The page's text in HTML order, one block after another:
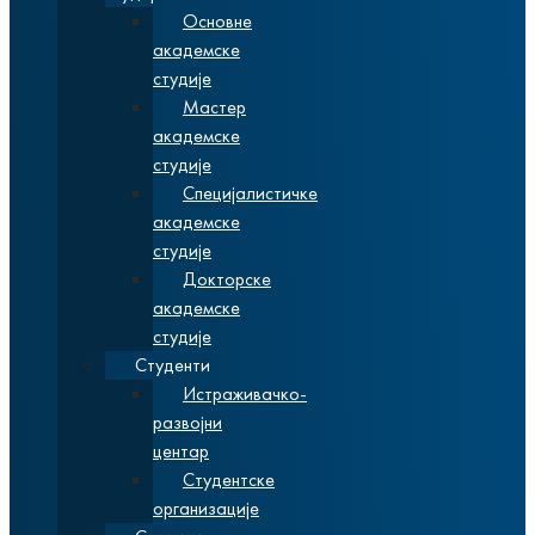
Основне
академске
студије
Мастер
академске
студије
Специјалистичке
академске
студије
Докторске
академске
студије
Студенти
Истраживачко-
развојни
центар
Студентске
организације